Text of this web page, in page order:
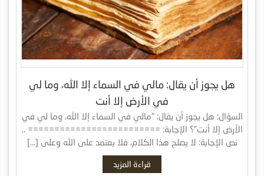
هل يجوز أن يقال: مالي في السماء إلا الله، وما لي
في الأرض إلا أنت
السؤال: هل يجوز أن يقال: “مالي في السماء إلا الله، وما لي في
الأرض إلا أنت”؟ الإجابة: ========================= ..
نص الإجابة: لا يصلح هذا الكلام، فلا يعتمد على الله وعلى […]
قراءة المزيد